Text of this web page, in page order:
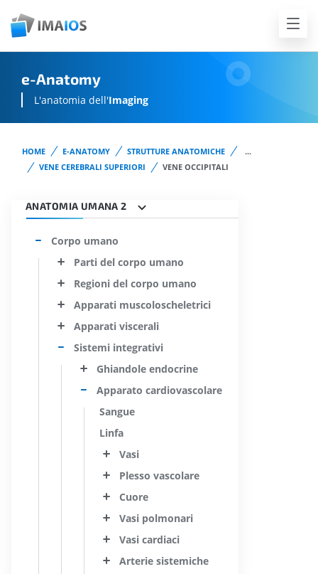
e-Anatomy
L'anatomia dell'Imaging
HOME E-ANATOMY STRUTTURE ANATOMICHE
...
VENE CEREBRALI SUPERIORI
VENE OCCIPITALI
ANATOMIA UMANA 2
Corpo umano
Parti del corpo umano
Regioni del corpo umano
Apparati muscoloscheletrici
Apparati viscerali
Sistemi integrativi
Ghiandole endocrine
Apparato cardiovascolare
Sangue
Linfa
Vasi
Plesso vascolare
Cuore
Vasi polmonari
Vasi cardiaci
Arterie sistemiche